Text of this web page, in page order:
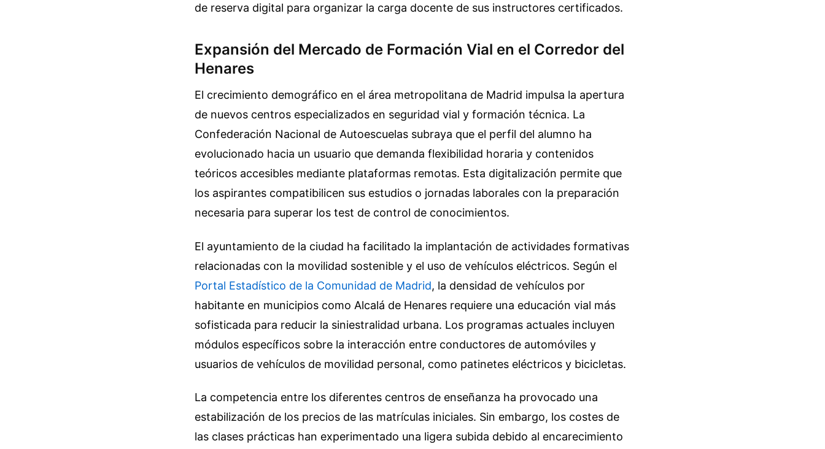
de reserva digital para organizar la carga docente de sus instructores certificados.
Expansión del Mercado de Formación Vial en el Corredor del
Henares
El crecimiento demográfico en el área metropolitana de Madrid impulsa la apertura
de nuevos centros especializados en seguridad vial y formación técnica. La
Confederación Nacional de Autoescuelas subraya que el perfil del alumno ha
evolucionado hacia un usuario que demanda flexibilidad horaria y contenidos
teóricos accesibles mediante plataformas remotas. Esta digitalización permite que
los aspirantes compatibilicen sus estudios o jornadas laborales con la preparación
necesaria para superar los test de control de conocimientos.
El ayuntamiento de la ciudad ha facilitado la implantación de actividades formativas
relacionadas con la movilidad sostenible y el uso de vehículos eléctricos. Según el
Portal Estadístico de la Comunidad de Madrid, la densidad de vehículos por
habitante en municipios como Alcalá de Henares requiere una educación vial más
sofisticada para reducir la siniestralidad urbana. Los programas actuales incluyen
módulos específicos sobre la interacción entre conductores de automóviles y
usuarios de vehículos de movilidad personal, como patinetes eléctricos y bicicletas.
La competencia entre los diferentes centros de enseñanza ha provocado una
estabilización de los precios de las matrículas iniciales. Sin embargo, los costes de
las clases prácticas han experimentado una ligera subida debido al encarecimiento